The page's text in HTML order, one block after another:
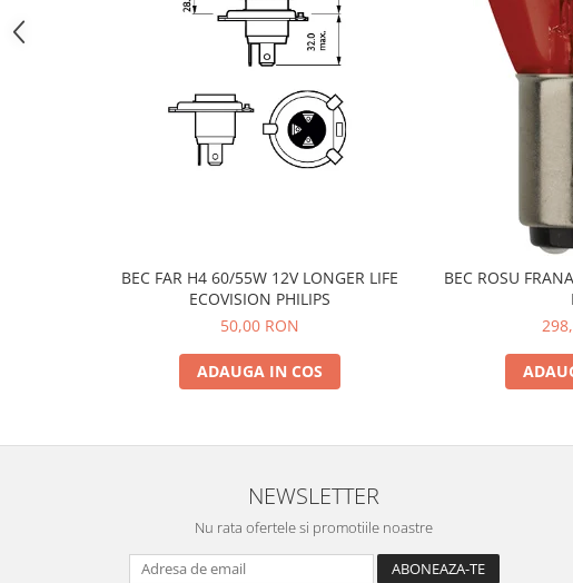
Amortizoare Capota
Lampi si Proiectoare Camion
Echipamente Electrice si
Echipamente ADR si Utilitare
Uleiuri si Lichide Auto
Spray Curatare Frane
BEC FAR H4 60/55W 12V LONGER LIFE
ECOVISION PHILIPS
50,00 RON
ADAUGA IN COS
BEC ROSU
NEWSLETTER
Nu rata ofertele si promotiile noastre